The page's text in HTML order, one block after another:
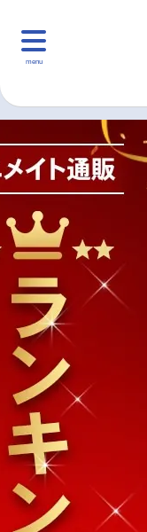
menu
マンガ・ラノベ